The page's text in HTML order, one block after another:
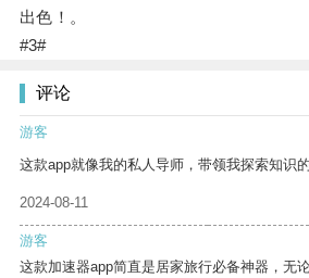
出色！。
#3#
评论
游客
这款app就像我的私人导师，带领我探索知识的
2024-08-11
游客
这款加速器app简直是居家旅行必备神器，无